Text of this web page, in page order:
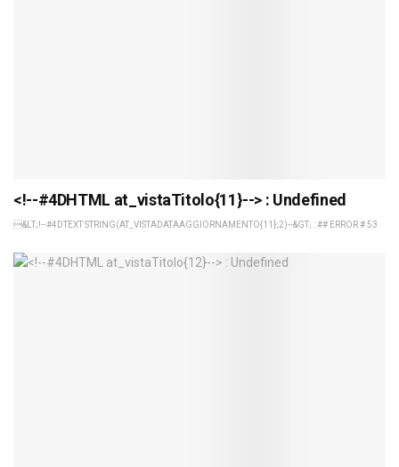
<!--#4DHTML at_vistaTitolo{11}--> : Undefined
&LT;!--#4DTEXT STRING(AT_VISTADATAAGGIORNAMENTO{11};2)--&GT; : ## ERROR # 53